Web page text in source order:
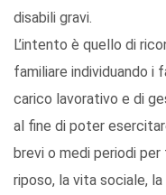
disabili gravi.
L’intento è quello di
familiare individuando i
carico lavorativo e di
al fine di poter
brevi o medi periodi
riposo, la vita sociale,